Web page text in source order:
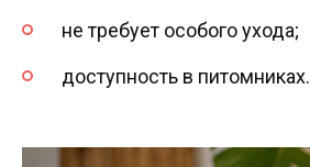
не требует особого ухода;
доступность в питомниках.